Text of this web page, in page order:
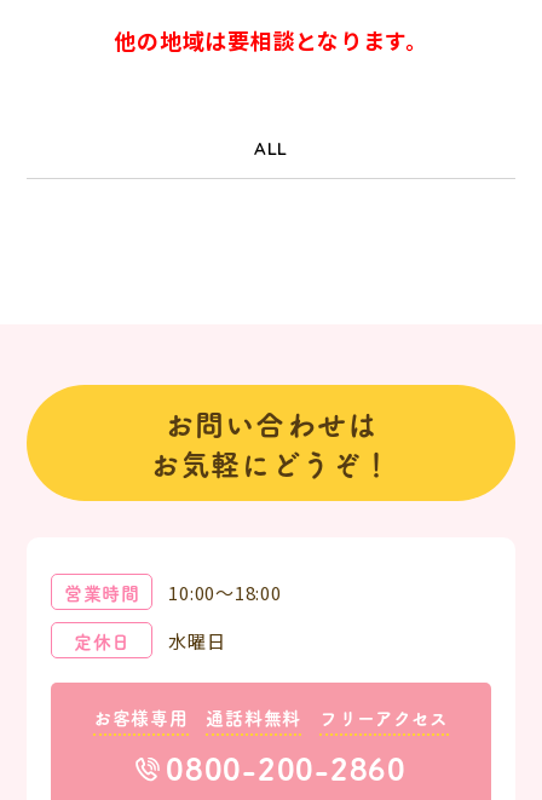
他の地域は要相談となります。
ALL
お問い合わせは
お気軽にどうぞ！
営業時間
10:00～18:00
定休日
水曜日
お客様専用 通話料無料 フリーアクセス
0800-200-2860